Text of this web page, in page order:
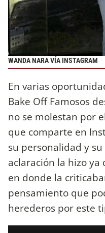
WANDA NARA VÍA INSTAGRAM
En varias
Bake Off Famosos
no se molestan por
que comparte en
su personalidad y
aclaración la hizo
en donde la
pensamiento que
herederos por este